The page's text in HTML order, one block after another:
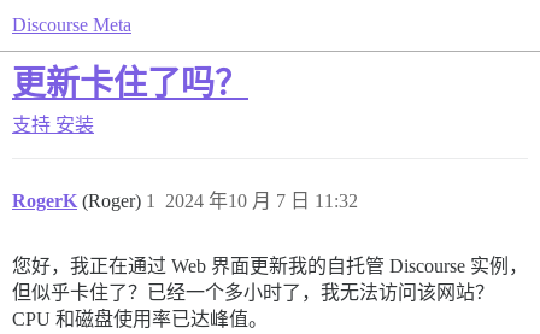
Discourse Meta
更新卡住了吗？
支持 安装
RogerK (Roger) 2024 年10 月 7 日 11:32
1
您好，我正在通过 Web 界面更新我的自托管 Discourse 实例，
但似乎卡住了？已经一个多小时了，我无法访问该网站？
CPU 和磁盘使用率已达峰值。